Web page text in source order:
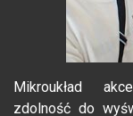
Mikroukład
zdolność do